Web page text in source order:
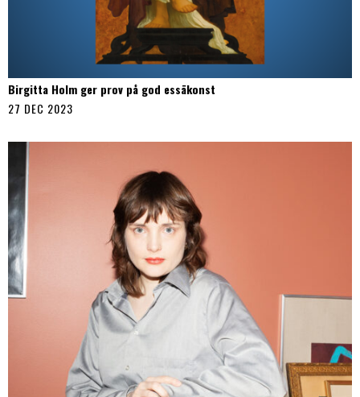
Birgitta Holm ger prov på god essäkonst
27 DEC 2023